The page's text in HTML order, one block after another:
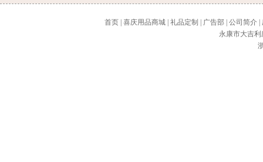
首页| 喜庆用品商城| 礼品定制 广告部| 公司简介|
永康市大吉